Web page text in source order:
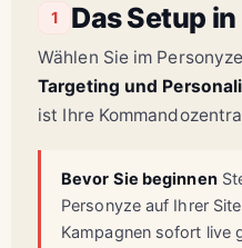
1 Das Setup
Wählen Sie im
Targeting und
ist Ihre
Bevor Sie beginnen
Personyze auf Ihrer
Kampagnen sofort live